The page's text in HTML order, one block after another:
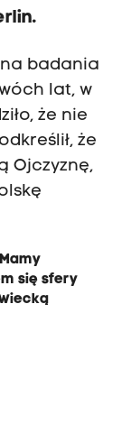
na badania
lat, w
że nie
że
Ojczyznę,
się sfery